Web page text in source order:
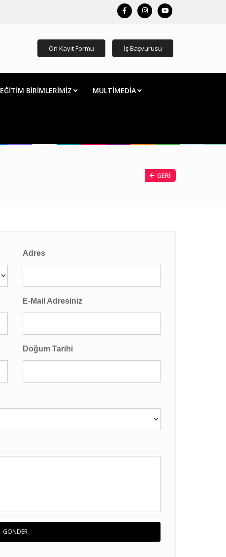
Ön Kayıt Formu İş Başvurusu
EĞİTİM BİRİMLERİMİZ MULTİMEDİA
GERI
Adres
E-Mail Adresiniz
Doğum Tarihi
GÖNDER